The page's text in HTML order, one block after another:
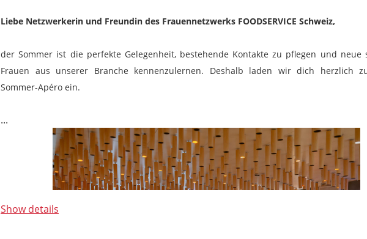
Liebe Netzwerkerin und Freundin des Frauennetzwerks FOODSERVICE Schweiz,
der Sommer ist die perfekte Gelegenheit, bestehende Kontakte zu pflegen und neue
Frauen aus unserer Branche kennenzulernen. Deshalb laden wir dich herzlich
Sommer-Apéro ein.
...
Show details